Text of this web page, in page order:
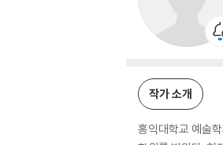
작가 소개
홍익대학교 예술